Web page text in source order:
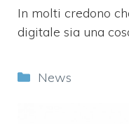
In molti credono
digitale sia una
Categorie
News